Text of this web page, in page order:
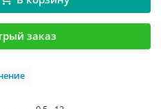
заказ